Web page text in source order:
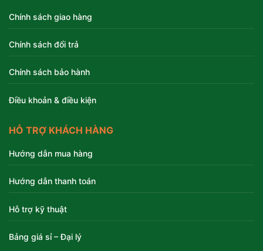
Chính sách giao hàng
Chính sách đổi trả
Chính sách bảo hành
Điều khoản & điều kiện
HỖ TRỢ KHÁCH HÀNG
Hướng dẫn mua hàng
Hướng dẫn thanh toán
Hỗ trợ kỹ thuật
Bảng giá sỉ – Đại lý